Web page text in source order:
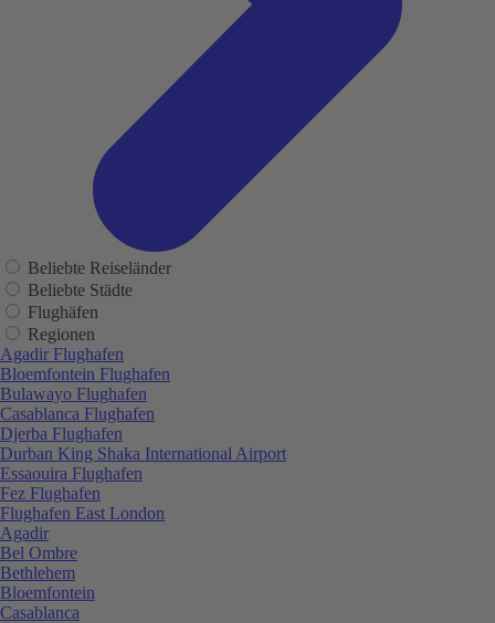
Beliebte Reiseländer
Beliebte Städte
Flughäfen
Regionen
Agadir Flughafen
Bloemfontein Flughafen
Bulawayo Flughafen
Casablanca Flughafen
Djerba Flughafen
Durban King Shaka International Airport
Essaouira Flughafen
Fez Flughafen
Flughafen East London
Agadir
Bel Ombre
Bethlehem
Bloemfontein
Casablanca